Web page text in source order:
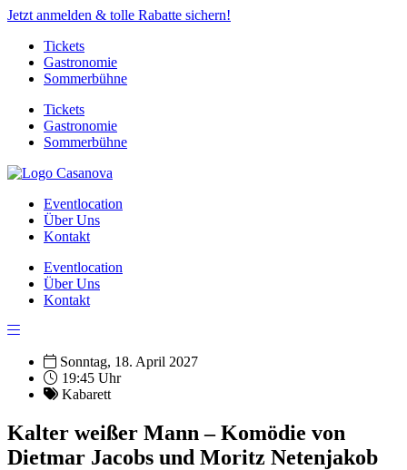
Jetzt anmelden & tolle Rabatte sichern!
Tickets
Gastronomie
Sommerbühne
Tickets
Gastronomie
Sommerbühne
Eventlocation
Über Uns
Kontakt
Eventlocation
Über Uns
Kontakt
Sonntag, 18. April 2027
19:45 Uhr
Kabarett
Kalter weißer Mann – Komödie von
Dietmar Jacobs und Moritz Netenjakob